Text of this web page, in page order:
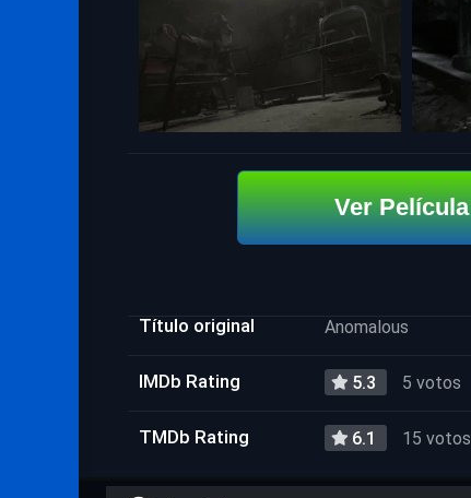
Ver Película
Título original Anomalous
IMDb Rating 5.3 5 votos
TMDb Rating 6.1 15 votos